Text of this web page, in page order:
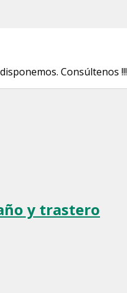
Consúltenos !!!
y trastero